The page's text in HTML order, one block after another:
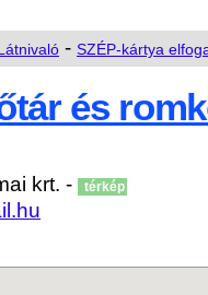
- SZÉP-kártya
és
krt. - térkép